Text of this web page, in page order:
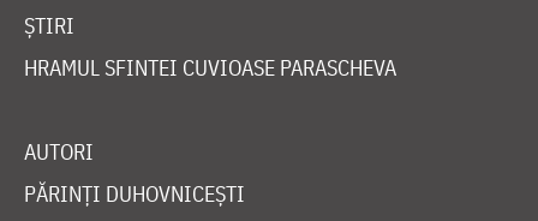
ȘTIRI
HRAMUL SFINTEI CUVIOASE PARASCHEVA
AUTORI
PĂRINȚI DUHOVNICEȘTI